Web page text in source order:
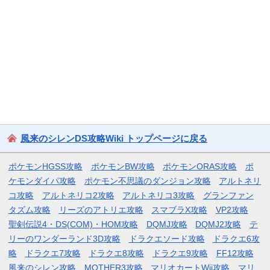
風来のシレンDS攻略Wiki トップページに戻る
ポケモンHGSS攻略 ポケモンBW攻略 ポケモンORAS攻略
ポ
ケモンダイパ攻略
ポケモン不思議のダンジョン攻略
アルトネリ
コ攻略
アルトネリコ2攻略 アルトネリコ3攻略
グランファン
タズム攻略
リーズのアトリエ攻略 スマブラX攻略
VP2攻略
聖剣伝説4・DS(COM)・HOM攻略
DQMJ攻略 DQMJ2攻略
テ
リーのワンダーランド3D攻略
ドラクエソード攻略
ドラクエ6攻
略
ドラクエ7攻略 ドラクエ8攻略 ドラクエ9攻略
FF12攻略
風来のシレン攻略
MOTHER3攻略 マリオカートWii攻略 マリ